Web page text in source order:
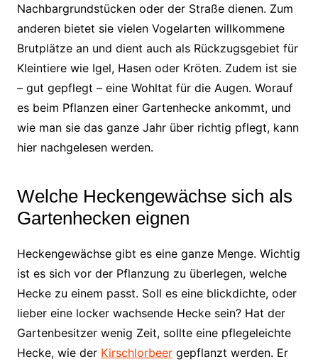
Nachbargrundstücken oder der Straße dienen. Zum
anderen bietet sie vielen Vogelarten willkommene
Brutplätze an und dient auch als Rückzugsgebiet für
Kleintiere wie Igel, Hasen oder Kröten. Zudem ist sie
– gut gepflegt – eine Wohltat für die Augen. Worauf
es beim Pflanzen einer Gartenhecke ankommt, und
wie man sie das ganze Jahr über richtig pflegt, kann
hier nachgelesen werden.
Welche Heckengewächse sich als
Gartenhecken eignen
Heckengewächse gibt es eine ganze Menge. Wichtig
ist es sich vor der Pflanzung zu überlegen, welche
Hecke zu einem passt. Soll es eine blickdichte, oder
lieber eine locker wachsende Hecke sein? Hat der
Gartenbesitzer wenig Zeit, sollte eine pflegeleichte
Hecke, wie der Kirschlorbeergepflanzt werden. Er